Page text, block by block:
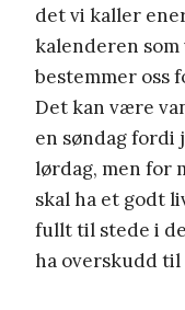
det vi kaller
kalenderen
bestemmer oss
Det kan være
en søndag fordi
lørdag, men for
skal ha et godt
fullt til stede i
ha overskudd til